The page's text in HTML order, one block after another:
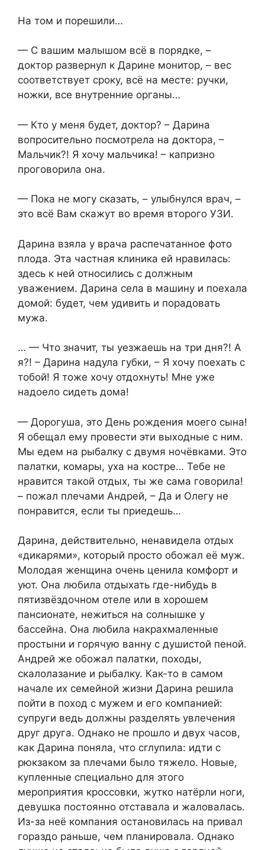
На том и порешили…
— С вашим малышом всё в порядке, –
доктор развернул к Дарине монитор, – вес
соответствует сроку, всё на месте: ручки,
ножки, все внутренние органы…
— Кто у меня будет, доктор? – Дарина
вопросительно посмотрела на доктора, –
Мальчик?! Я хочу мальчика! – капризно
проговорила она.
— Пока не могу сказать, – улыбнулся врач, –
это всё Вам скажут во время второго УЗИ.
Дарина взяла у врача распечатанное фото
плода. Эта частная клиника ей нравилась:
здесь к ней относились с должным
уважением. Дарина села в машину и поехала
домой: будет, чем удивить и порадовать
мужа.
… — Что значит, ты уезжаешь на три дня?! А
я?! – Дарина надула губки, – Я хочу поехать с
тобой! Я тоже хочу отдохнуть! Мне уже
надоело сидеть дома!
— Дорогуша, это День рождения моего сына!
Я обещал ему провести эти выходные с ним.
Мы едем на рыбалку с двумя ночёвками. Это
палатки, комары, уха на костре… Тебе не
нравится такой отдых, ты же сама говорила!
– пожал плечами Андрей, – Да и Олегу не
понравится, если ты приедешь…
Дарина, действительно, ненавидела отдых
«дикарями», который просто обожал её муж.
Молодая женщина очень ценила комфорт и
уют. Она любила отдыхать где-нибудь в
пятизвёздочном отеле или в хорошем
пансионате, нежиться на солнышке у
бассейна. Она любила накрахмаленные
простыни и горячую ванну с душистой пеной.
Андрей же обожал палатки, походы,
скалолазание и рыбалку. Как-то в самом
начале их семейной жизни Дарина решила
пойти в поход с мужем и его компанией:
супруги ведь должны разделять увлечения
друг друга. Однако не прошло и двух часов,
как Дарина поняла, что сглупила: идти с
рюкзаком за плечами было тяжело. Новые,
купленные специально для этого
мероприятия кроссовки, жутко натёрли ноги,
девушка постоянно отставала и жаловалась.
Из-за неё компания остановилась на привал
гораздо раньше, чем планировала. Однако